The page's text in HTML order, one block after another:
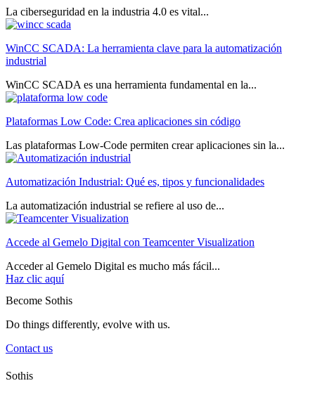
La ciberseguridad en la industria 4.0 es vital...
WinCC SCADA: La herramienta clave para la automatización
industrial
WinCC SCADA es una herramienta fundamental en la...
Plataformas Low Code: Crea aplicaciones sin código
Las plataformas Low-Code permiten crear aplicaciones sin la...
Automatización Industrial: Qué es, tipos y funcionalidades
La automatización industrial se refiere al uso de...
Accede al Gemelo Digital con Teamcenter Visualization
Acceder al Gemelo Digital es mucho más fácil...
Haz clic aquí
Become Sothis
Do things differently, evolve with us.
Contact us
Sothis